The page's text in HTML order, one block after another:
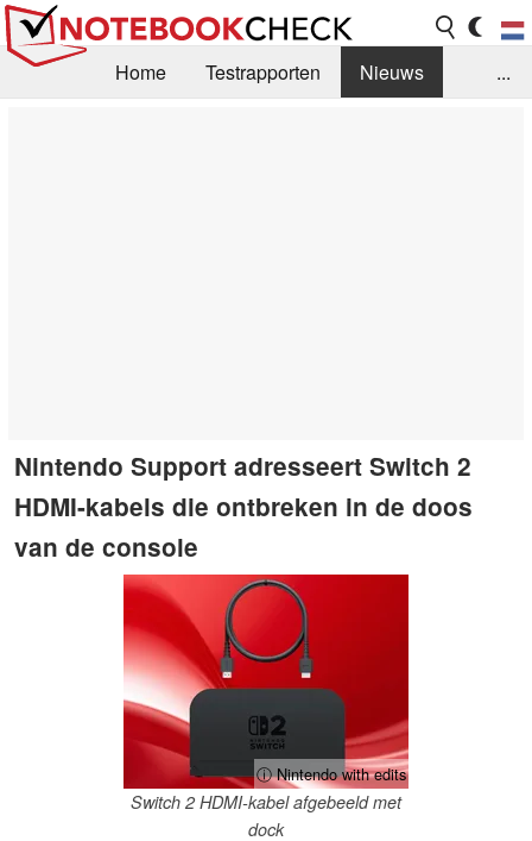
Home Testrapporten
Nieuws
...
Nintendo Support adresseert Switch 2
HDMI-kabels die ontbreken in de doos
van de console
ⓘ Nintendo with edits
Switch 2 HDMI-kabel afgebeeld met
dock